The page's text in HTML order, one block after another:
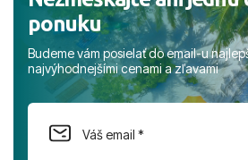
ponuku
Budeme vám posielať do email-u
najvýhodnejšími cenami a zľavami